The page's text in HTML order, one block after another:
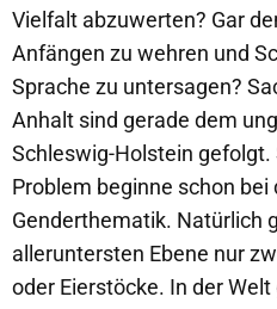
Vielfalt abzuwerten? Gar
Anfängen zu wehren und
Sprache zu untersagen?
Anhalt sind gerade dem
Schleswig-Holstein
Problem beginne schon
Genderthematik. Natürlich
alleruntersten Ebene nur
oder Eierstöcke. In der